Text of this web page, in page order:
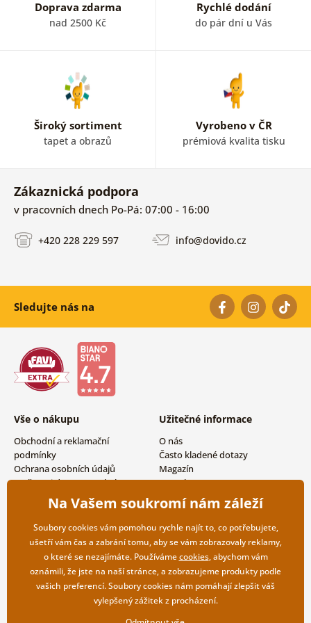
Doprava zdarma
nad 2500 Kč
Rychlé dodání
do pár dní u Vás
Široký sortiment
tapet a obrazů
Vyrobeno v ČR
prémiová kvalita tisku
Zákaznická podpora
v pracovních dnech Po-Pá: 07:00 - 16:00
+420 228 229 597 info@dovido.cz
Sledujte nás na
Vše o nákupu
Obchodní a reklamační
podmínky
Ochrana osobních údajů
Možnosti dopravy a platby
Vrácení zboží
Užitečné informace
O nás
Často kladené dotazy
Magazín
Kontakty
Velkoobchodní spolupráce
Na Vašem soukromí nám záleží
Soubory cookies vám pomohou rychle najít to, co potřebujete,
ušetří vám čas a zabrání tomu, aby se vám zobrazovaly reklamy,
o které se nezajímáte. Používámecookies, abychom vám
oznámili, že jste na naší stránce, a zobrazujeme produkty podle
vašich preferencí. Soubory cookies nám pomáhají zlepšit váš
vylepšený zážitek z procházení.